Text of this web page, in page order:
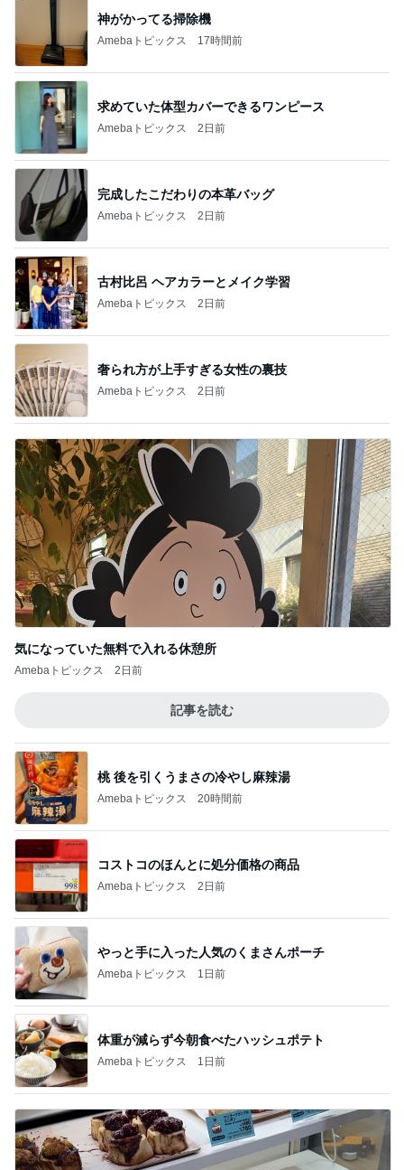
神がかってる掃除機
Amebaトピックス 17時間前
求めていた体型カバーできるワンピース
Amebaトピックス 2日前
完成したこだわりの本革バッグ
Amebaトピックス 2日前
古村比呂 ヘアカラーとメイク学習
Amebaトピックス 2日前
奢られ方が上手すぎる女性の裏技
Amebaトピックス 2日前
気になっていた無料で入れる休憩所
Amebaトピックス 2日前
記事を読む
桃 後を引くうまさの冷やし麻辣湯
Amebaトピックス 20時間前
コストコのほんとに処分価格の商品
Amebaトピックス 2日前
やっと手に入った人気のくまさんポーチ
Amebaトピックス 1日前
体重が減らず今朝食べたハッシュポテト
Amebaトピックス 1日前